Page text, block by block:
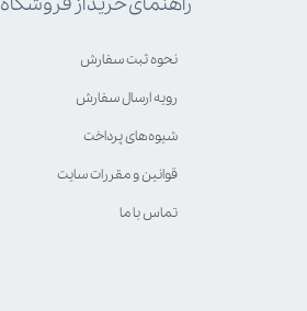
نحوه ثبت سفارش
رویه ارسال سفارش
شیوه‌های پرداخت
قوانین و مقررات سایت
تماس با ما